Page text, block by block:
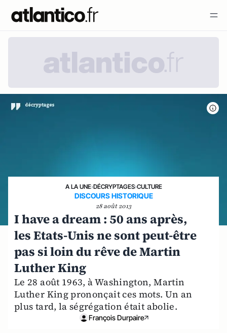
A LA UNE›DÉCRYPTAGES›CULTURE
DISCOURS HISTORIQUE
28 août 2013
I have a dream : 50 ans après,
les Etats-Unis ne sont peut-être
pas si loin du rêve de Martin
Luther King
Le 28 août 1963, à Washington, Martin
Luther King prononçait ces mots. Un an
plus tard, la ségrégation était abolie.
François Durpaire